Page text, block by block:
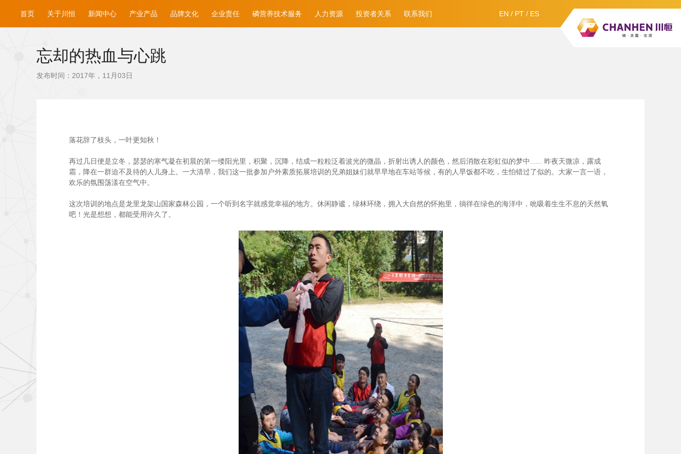
EN / PT / ES
首页 关于川恒 新闻中心 产业产品 品牌文化 企业责任 磷营养技术服务 人力资源 投资者关系 联系我们
忘却的热血与心跳
发布时间：2017年，11月03日
落花辞了枝头，一叶更知秋！
再过几日便是立冬，瑟瑟的寒气凝在初晨的第一缕阳光里，积聚，沉降，结成一粒粒泛着波光的微晶，折射出诱人的颜色，然后消散在彩虹似的梦中...... 昨夜天微凉，露成
霜，降在一群迫不及待的人儿身上。一大清早，我们这一批参加户外素质拓展培训的兄弟姐妹们就早早地在车站等候，有的人早饭都不吃，生怕错过了似的。大家一言一语，
欢乐的氛围荡漾在空气中。
这次培训的地点是龙里龙架山国家森林公园，一个听到名字就感觉幸福的地方。休闲静谧，绿林环绕，拥入大自然的怀抱里，徜徉在绿色的海洋中，吮吸着生生不息的天然氧
吧！光是想想，都能受用许久了。